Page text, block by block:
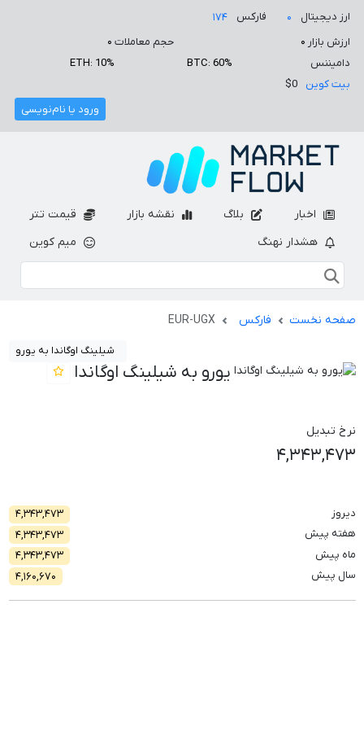
ارز دیجیتال ۰ فارکس
۱۷۴
ارزش بازار ۰ حجم معاملات ۰
دامیننس
BTC: 60%
ETH: 10%
بیت کوین
$0
ورود یا نام‌نویسی
اخبار بلاگ نقشه بازار
قیمت تتر
هشدار نهنگ
میم کوین
صفحه نخست فارکس EUR-UGX
شیلینگ اوگاندا به یورو
یورو به شیلینگ اوگاندا
نرخ تبدیل
۴,۳۴۳,۴۷۳
دیروز
۴,۳۴۳,۴۷۳
هفته پیش
۴,۳۴۳,۴۷۳
ماه پیش
۴,۳۴۳,۴۷۳
سال پیش
۴,۱۶۰,۶۷۰